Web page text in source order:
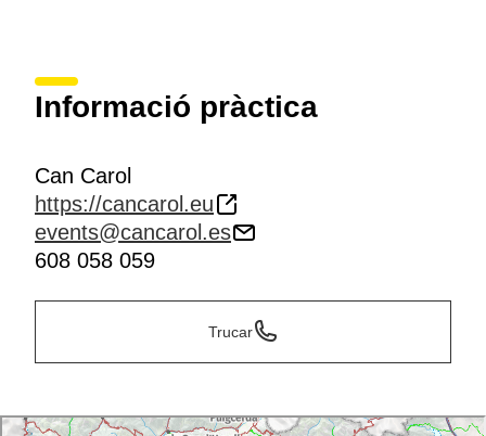
Informació pràctica
Can Carol
https://cancarol.eu
events@cancarol.es
608 058 059
Trucar